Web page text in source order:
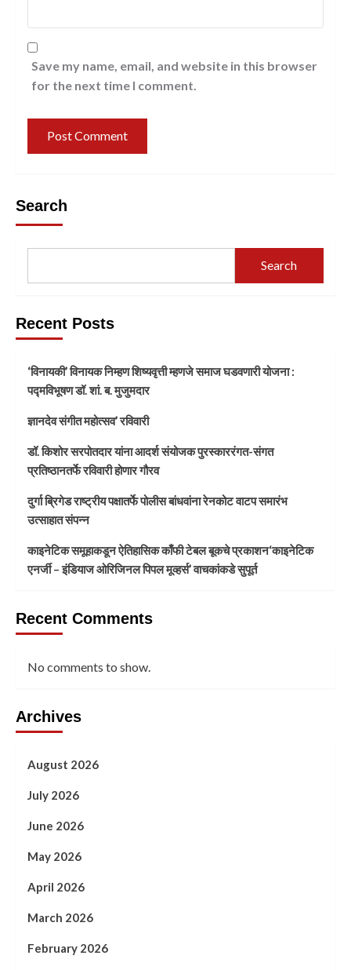
Save my name, email, and website in this browser
for the next time I comment.
Search
Search
Recent Posts
‘विनायकी’ विनायक निम्हण शिष्यवृत्ती म्हणजे समाज घडवणारी योजना :
पद्मविभूषण डॉ. शां. ब. मुजुमदार
ज्ञानदेव संगीत महोत्सव’ रविवारी
डॉ. किशोर सरपोतदार यांना आदर्श संयोजक पुरस्काररंगत-संगत
प्रतिष्ठानतर्फे रविवारी होणार गौरव
दुर्गा ब्रिगेड राष्ट्रीय पक्षातर्फे पोलीस बांधवांना रेनकोट वाटप समारंभ
उत्साहात संपन्न
काइनेटिक समूहाकडून ऐतिहासिक काँफी टेबल बूकचे प्रकाशन‘काइनेटिक
एनर्जी – इंडियाज ओरिजिनल पिपल मूव्हर्स’ वाचकांकडे सुपूर्त
Recent Comments
No comments to show.
Archives
August 2026
July 2026
June 2026
May 2026
April 2026
March 2026
February 2026